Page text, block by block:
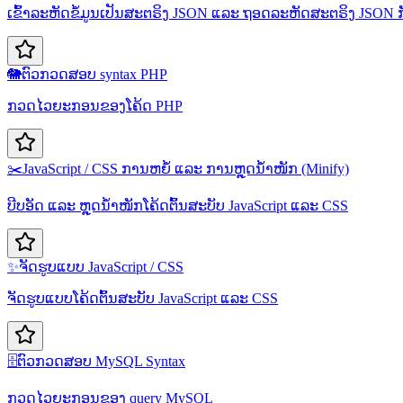
ເຂົ້າລະຫັດຂໍ້ມູນເປັນສະຕຣິງ JSON ແລະ ຖອດລະຫັດສະຕຣິງ JSON
🐘ຕົວກວດສອບ syntax PHP
ກວດໄວຍະກອນຂອງໂຄ້ດ PHP
✂️JavaScript / CSS ການຫຍໍ້ ແລະ ການຫຼຸດນ້ຳໜັກ (Minify)
ບີບອັດ ແລະ ຫຼຸດນ້ຳໜັກໂຄ້ດຕົ້ນສະບັບ JavaScript ແລະ CSS
✨ຈັດຮູບແບບ JavaScript / CSS
ຈັດຮູບແບບໂຄ້ດຕົ້ນສະບັບ JavaScript ແລະ CSS
🗄️ຕົວກວດສອບ MySQL Syntax
ກວດໄວຍະກອນຂອງ query MySQL